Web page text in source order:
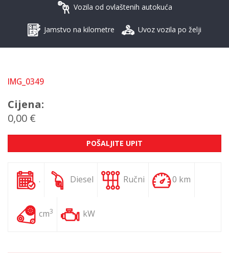
Vozila od ovlaštenih autokuća
Jamstvo na kilometre Uvoz vozila po želji
IMG_0349
Cijena:
0,00 €
POŠALJITE UPIT
. Diesel Ručni 0 km
cm3 kW